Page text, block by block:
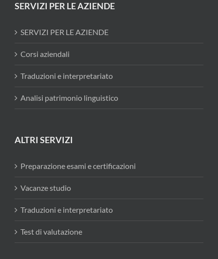
SERVIZI PER LE AZIENDE
SERVIZI PER LE AZIENDE
Corsi aziendali
Traduzioni e interpretariato
Analisi patrimonio linguistico
ALTRI SERVIZI
Preparazione esami e certificazioni
Vacanze studio
Traduzioni e interpretariato
Test di valutazione